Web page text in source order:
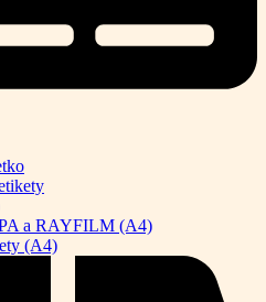
a RAYFILM (A4)
(A4)